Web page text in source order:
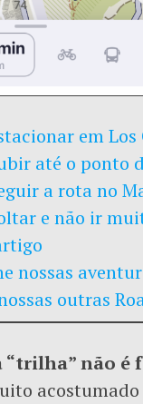
em
até o ponto
a rota no
e não ir
nossas
outras
“trilha” não é